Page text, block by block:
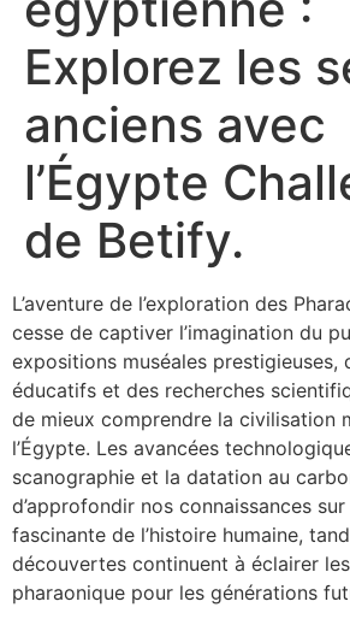
Explorez les
anciens avec
l’Égypte
de Betify.
L’aventure de l’exploration des
cesse de captiver l’imagination du
expositions muséales prestigieuses,
éducatifs et des recherches
de mieux comprendre la civilisation
l’Égypte. Les avancées
scanographie et la datation au
d’approfondir nos connaissances
fascinante de l’histoire humaine,
découvertes continuent à éclairer
pharaonique pour les générations